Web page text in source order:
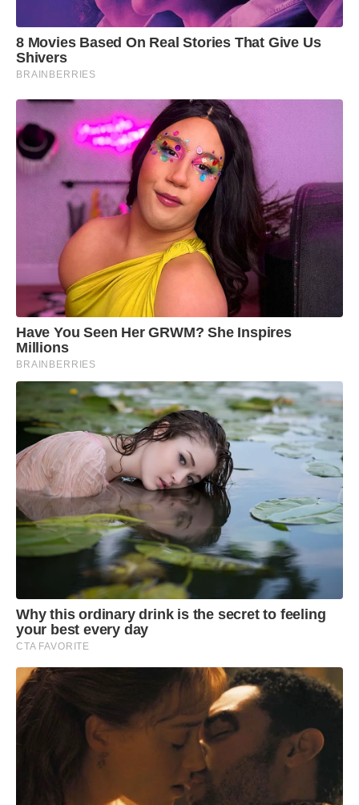
8 Movies Based On Real Stories That Give Us
Shivers
BRAINBERRIES
Have You Seen Her GRWM? She Inspires
Millions
BRAINBERRIES
Why this ordinary drink is the secret to feeling
your best every day
CTA FAVORITE